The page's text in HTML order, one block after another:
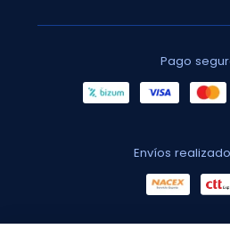
Pago
Envíos